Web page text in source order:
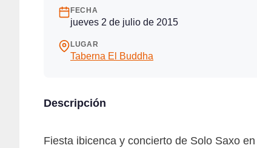
FECHA
jueves 2 de julio de 2015
LUGAR
Taberna El Buddha
Descripción
Fiesta ibicenca y concierto de Solo Saxo